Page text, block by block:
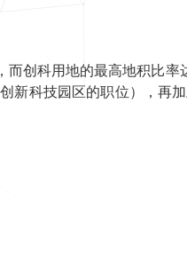
创科用地的最高地积比
科技园区的职位），再